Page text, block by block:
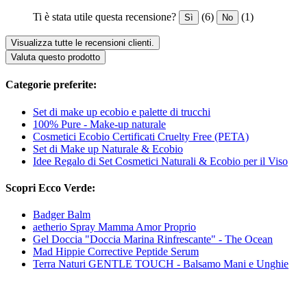
Ti è stata utile questa recensione? Sì (6) No (1)
Visualizza tutte le recensioni clienti.
Valuta questo prodotto
Categorie preferite:
Set di make up ecobio e palette di trucchi
100% Pure - Make-up naturale
Cosmetici Ecobio Certificati Cruelty Free (PETA)
Set di Make up Naturale & Ecobio
Idee Regalo di Set Cosmetici Naturali & Ecobio per il Viso
Scopri Ecco Verde:
Badger Balm
aetherio Spray Mamma Amor Proprio
Gel Doccia "Doccia Marina Rinfrescante" - The Ocean
Mad Hippie Corrective Peptide Serum
Terra Naturi GENTLE TOUCH - Balsamo Mani e Unghie